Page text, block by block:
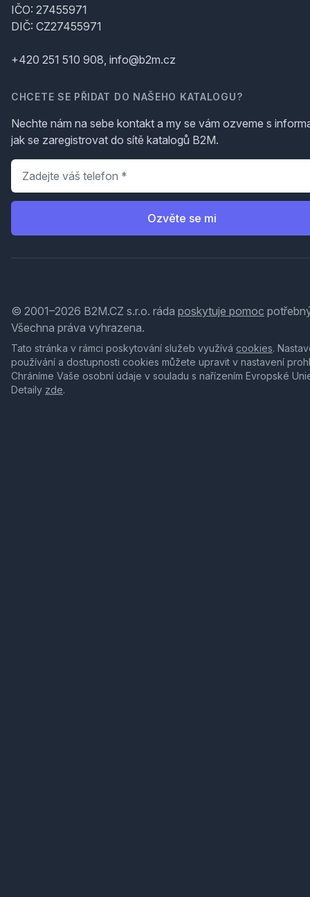
IČO: 27455971
DIČ: CZ27455971
+420 251 510 908, info@b2m.cz
CHCETE SE PŘIDAT DO NAŠEHO KATALOGU?
Nechte nám na sebe kontakt a my se vám ozveme s
jak se zaregistrovat do sítě katalogů B2M.
Telefon
Ozvěte se mi
© 2001–2026 B2M.CZ s.r.o. ráda poskytuje pomoc
Všechna práva vyhrazena.
Tato stránka v rámci poskytování služeb využívá cookies.
používání a dostupnosti cookies můžete upravit v nastavení
Chráníme Vaše osobní údaje v souladu s nařízením Evropské
Detaily zde.